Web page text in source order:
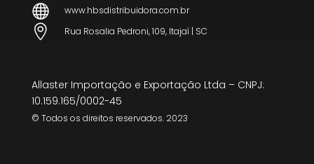
 www.hbsdistribuidora.com.br
 Rua Rosalia Pedroni, 109, Itajaí | SC
Allaster Importação e Exportação Ltda – CNPJ:
10.159.165/0002-45
© Todos os direitos reservados. 2023